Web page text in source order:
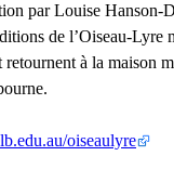
par Louise Hanson-
de l’Oiseau-Lyre
retournent à la maison
oiseaulyre